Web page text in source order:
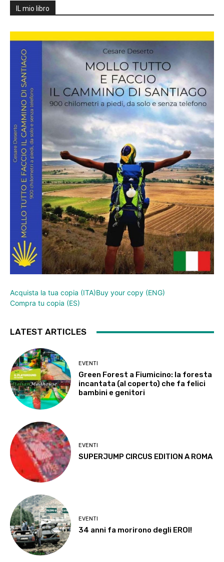
IL mio libro
Acquista la tua copia (ITA)Buy your copy (ENG)
Compra tu copia (ES)
LATEST ARTICLES
EVENTI
Green Forest a Fiumicino: la foresta
incantata (al coperto) che fa felici
bambini e genitori
EVENTI
SUPERJUMP CIRCUS EDITION A ROMA
EVENTI
34 anni fa morirono degli EROI!